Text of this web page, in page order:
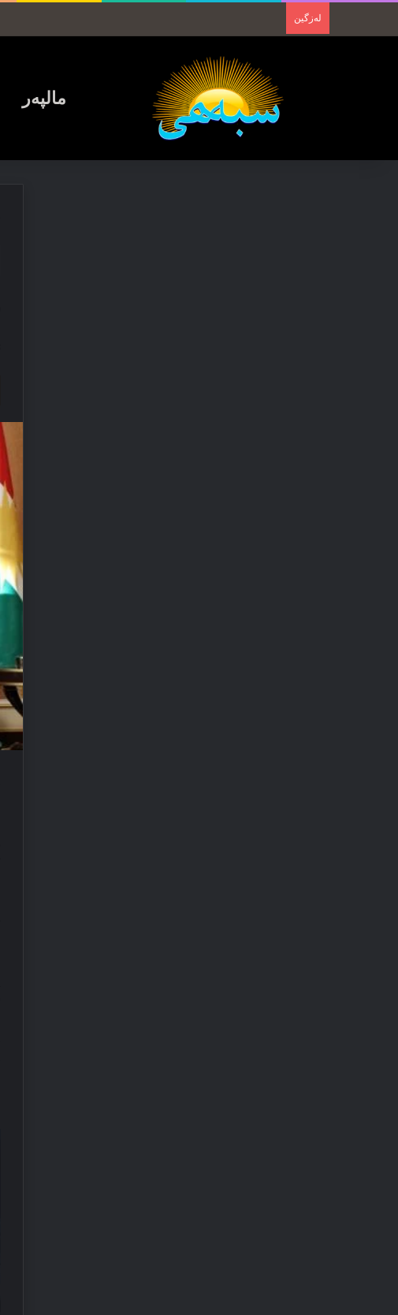
لەزگین
مالپەر